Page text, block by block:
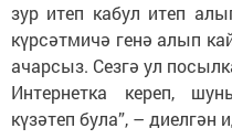
зур итеп кабул итеп
күр­сәтмичә генә алып
ачарсыз. Сезгә ул
Интернетка кереп,
күзәтеп була”, – диел­гән